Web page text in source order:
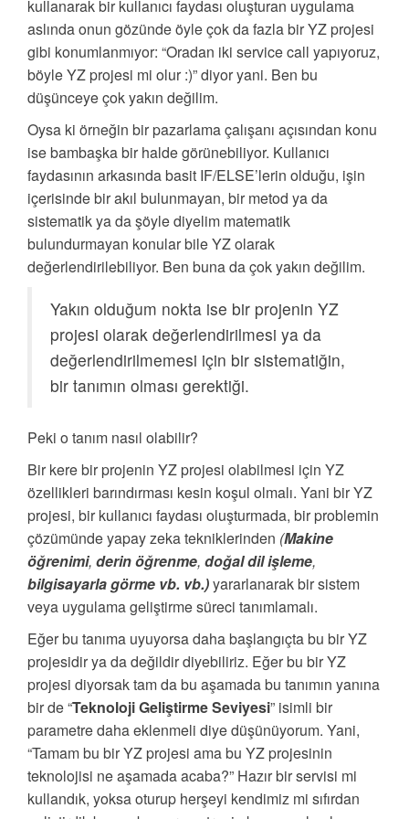
kullanarak bir kullanıcı faydası oluşturan uygulama
aslında onun gözünde öyle çok da fazla bir YZ projesi
gibi konumlanmıyor: “Oradan iki service call yapıyoruz,
böyle YZ projesi mi olur :)” diyor yani. Ben bu
düşünceye çok yakın değilim.
Oysa ki örneğin bir pazarlama çalışanı açısından konu
ise bambaşka bir halde görünebiliyor. Kullanıcı
faydasının arkasında basit IF/ELSE’lerin olduğu, işin
içerisinde bir akıl bulunmayan, bir metod ya da
sistematik ya da şöyle diyelim matematik
bulundurmayan konular bile YZ olarak
değerlendirilebiliyor. Ben buna da çok yakın değilim.
Yakın olduğum nokta ise bir projenin YZ
projesi olarak değerlendirilmesi ya da
değerlendirilmemesi için bir sistematiğin,
bir tanımın olması gerektiği.
Peki o tanım nasıl olabilir?
Bir kere bir projenin YZ projesi olabilmesi için YZ
özellikleri barındırması kesin koşul olmalı. Yani bir YZ
projesi, bir kullanıcı faydası oluşturmada, bir problemin
çözümünde yapay zeka tekniklerinden (Makine
öğrenimi, derin öğrenme, doğal dil işleme,
bilgisayarla görme vb. vb.)yararlanarak bir sistem
veya uygulama geliştirme süreci tanımlamalı.
Eğer bu tanıma uyuyorsa daha başlangıçta bu bir YZ
projesidir ya da değildir diyebiliriz. Eğer bu bir YZ
projesi diyorsak tam da bu aşamada bu tanımın yanına
bir de “Teknoloji Geliştirme Seviyesi” isimli bir
parametre daha eklenmeli diye düşünüyorum. Yani,
“Tamam bu bir YZ projesi ama bu YZ projesinin
teknolojisi ne aşamada acaba?” Hazır bir servisi mi
kullandık, yoksa oturup herşeyi kendimiz mi sıfırdan